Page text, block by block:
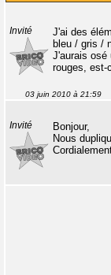
Invité
J'ai des
bleu / gris /
J'aurais osé
rouges, est-
03 juin 2010 à 21:59
Invité
Bonjour,
Nous